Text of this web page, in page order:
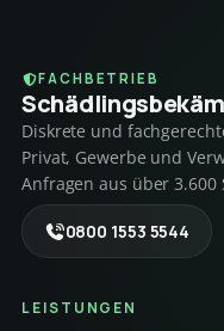
FACHBETRIEB
Diskrete und
Privat, Gewerbe und
Anfragen aus über
0800 1553 5544
LEISTUNGEN